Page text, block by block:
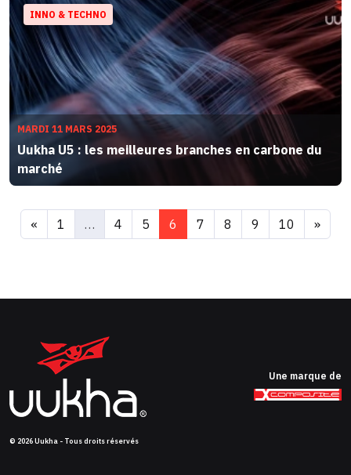
INNO & TECHNO
MARDI 11 MARS 2025
Uukha U5 : les meilleures branches en carbone du
marché
« 1 … 4 5 6 7 8 9 10 »
Une marque de
© 2026 Uukha - Tous droits réservés